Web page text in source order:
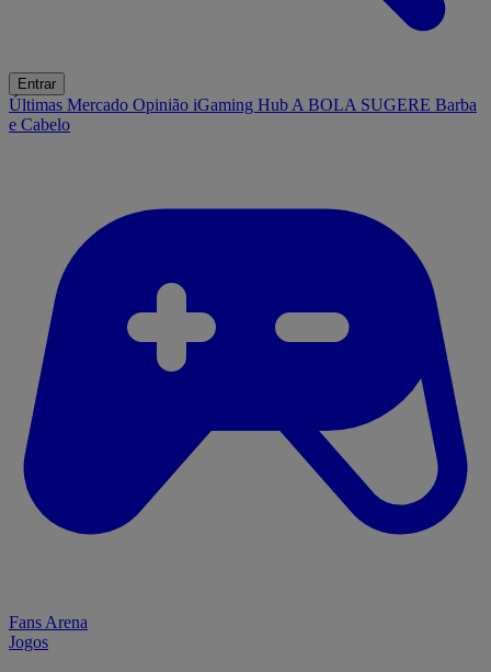
Entrar
Últimas Mercado Opinião iGaming Hub A BOLA SUGERE Barba
e Cabelo
Fans Arena
Jogos